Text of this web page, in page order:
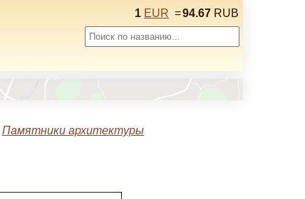
1 EUR =94.67 RUB
Памятники архитектуры